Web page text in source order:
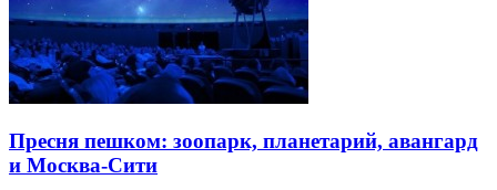
Пресня пешком: зоопарк, планетарий, авангард
и Москва-Сити